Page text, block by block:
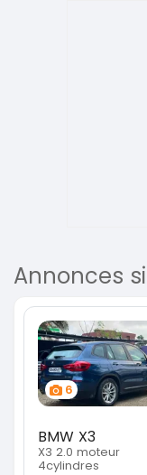
Annonces
6
BMW X3
X3 2.0 moteur
4cylindres